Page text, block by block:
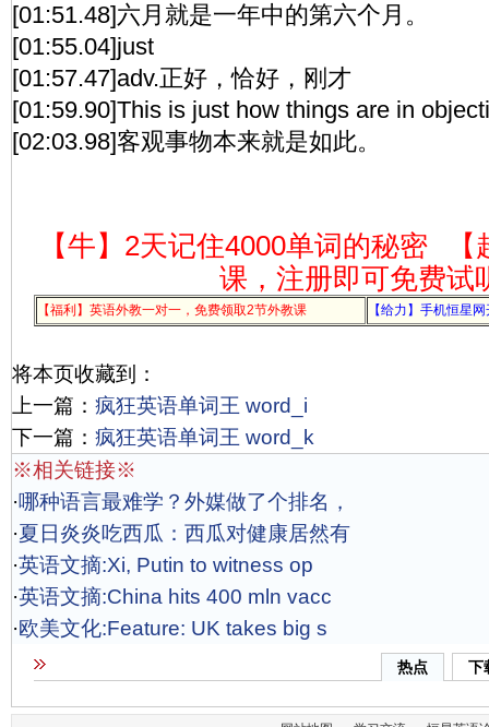
[01:51.48]六月就是一年中的第六个月。
[01:55.04]just
[01:57.47]adv.正好，恰好，刚才
[01:59.90]This is just how things are in
[02:03.98]客观事物本来就是如此。
【牛】2天记住4000单词的秘密
课，注册即可免费试
【福利】英语外教一对一，免费领取2节外教课 【给力】手机恒星
将本页收藏到：
上一篇： 疯狂英语单词王 word_i
下一篇： 疯狂英语单词王 word_k
※相关链接※
·哪种语言最难学？外媒做了个排名，
·夏日炎炎吃西瓜：西瓜对健康居然有
·英语文摘:Xi, Putin to witness op
·英语文摘:China hits 400 mln vacc
·欧美文化:Feature: UK takes big s
热点 下